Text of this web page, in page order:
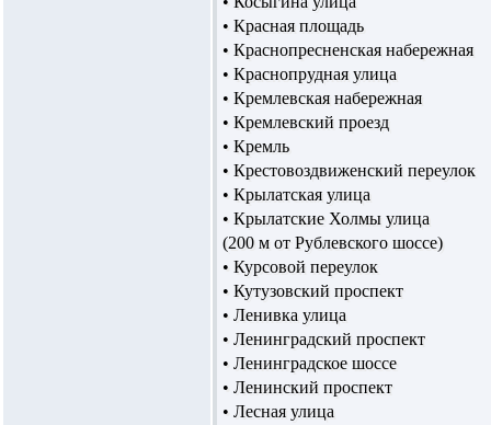
• Красная площадь
• Краснопресненская набережная
• Краснопрудная улица
• Кремлевская набережная
• Кремлевский проезд
• Кремль
• Крестовоздвиженский переулок
• Крылатская улица
• Крылатские Холмы улица
(200 м от Рублевского шоссе)
• Курсовой переулок
• Кутузовский проспект
• Ленивка улица
• Ленинградский проспект
• Ленинградское шоссе
• Ленинский проспект
• Лесная улица